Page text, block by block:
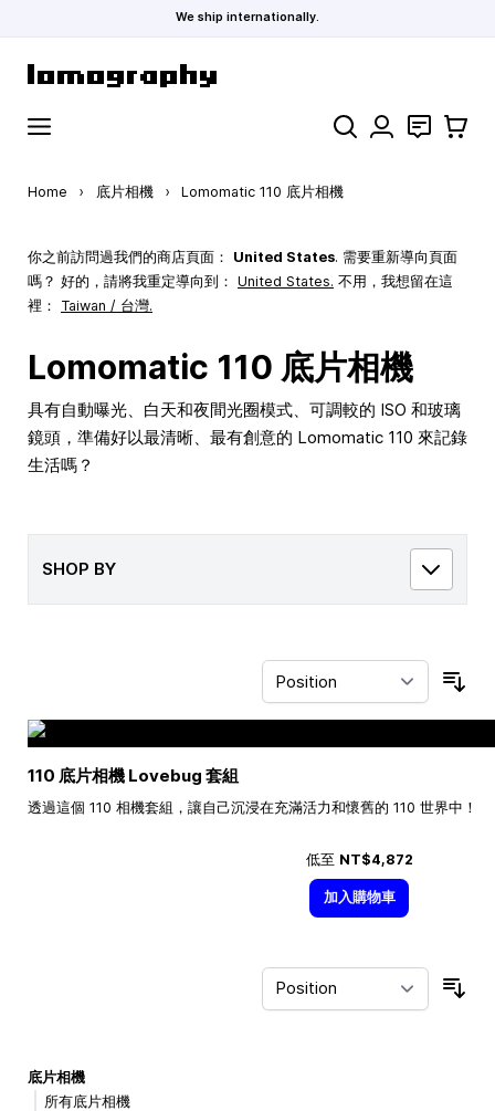
We ship internationally.
Search 聯絡 購物車
Home › 底片相機 › Lomomatic 110 底片相機
你之前訪問過我們的商店頁面： United States. 需要重新導向頁面
嗎？ 好的，請將我重定導向到： United States. 不用，我想留在這
裡： Taiwan / 台灣.
Lomomatic 110 底片相機
具有自動曝光、白天和夜間光圈模式、可調較的 ISO 和玻璃
鏡頭，準備好以最清晰、最有創意的 Lomomatic 110 來記錄
生活嗎？
SHOP BY
110 底片相機 Lovebug 套組
透過這個 110 相機套組，讓自己沉浸在充滿活力和懷舊的 110 世界中！
低至 NT$4,872
加入購物車
底片相機
所有底片相機